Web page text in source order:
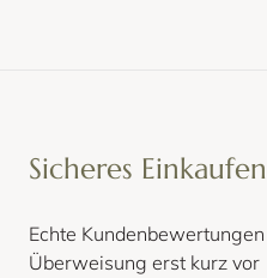
Sicheres Einkaufen
Echte Kundenbewertungen
Überweisung erst kurz vor